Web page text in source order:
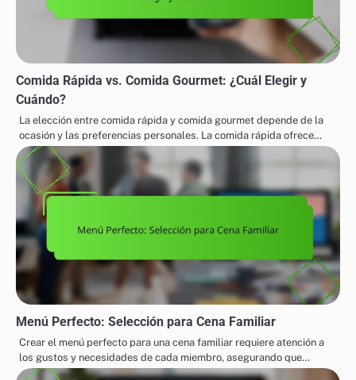
Comida Rápida vs. Comida Gourmet: ¿Cuál Elegir y
Cuándo?
La elección entre comida rápida y comida gourmet depende de la
ocasión y las preferencias personales. La comida rápida ofrece…
Menú Perfecto: Selección para Cena Familiar
Crear el menú perfecto para una cena familiar requiere atención a
los gustos y necesidades de cada miembro, asegurando que…